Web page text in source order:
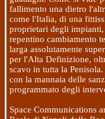
fallimento una dietro
come l'Italia, di una
proprietari degli
repentino cambiamento
larga assolutamente
per l'Alta Definizione,
scavo in tutta la
con la mannaia delle
programmato degli
Space Communications